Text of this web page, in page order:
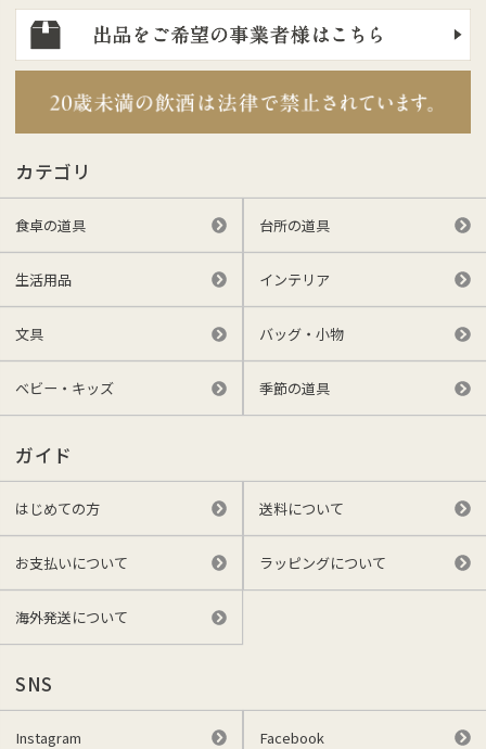
カテゴリ
食卓の道具 台所の道具
生活用品 インテリア
文具 バッグ・小物
ベビー・キッズ 季節の道具
ガイド
はじめての方 送料について
お支払いについて ラッピングについて
海外発送について
SNS
Instagram Facebook